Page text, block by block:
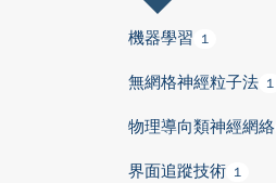
機器學習 1
無網格神經粒子法 1
物理導向類神經網絡
界面追蹤技術 1